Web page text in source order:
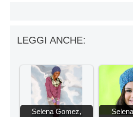
LEGGI ANCHE:
Selena Gomez,